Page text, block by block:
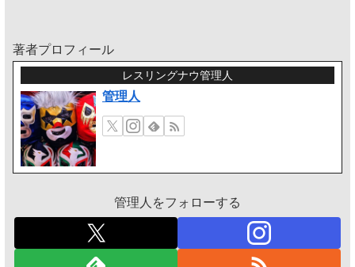
著者プロフィール
レスリングナウ管理人
管理人
管理人をフォローする